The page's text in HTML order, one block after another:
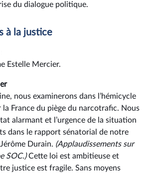
du dialogue politique.
à la justice
Estelle Mercier.
nous examinerons dans l’hémicycle
la France du piège du narcotrafic. Nous
alarmant et l’urgence de la situation
dans le rapport sénatorial de notre
Durain. (Applaudissements sur
SOC.)Cette loi est ambitieuse et
justice est fragile. Sans moyens